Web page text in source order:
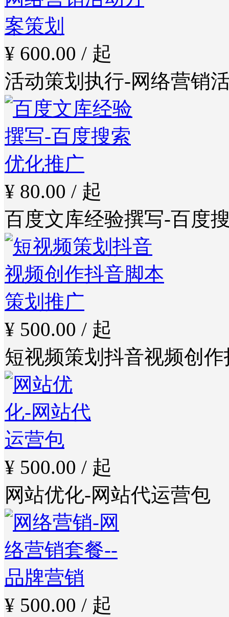
¥ 600.00 / 起
活动策划执行-网络营销
¥ 80.00 / 起
百度文库经验撰写-百度
¥ 500.00 / 起
短视频策划抖音视频创
¥ 500.00 / 起
网站优化-网站代运营包
¥ 500.00 / 起